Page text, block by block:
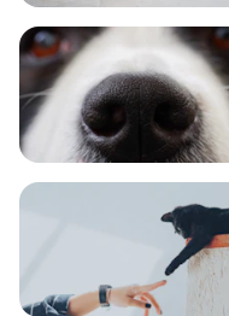
おでかけ
エンタメ